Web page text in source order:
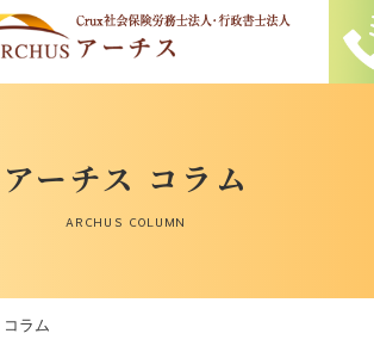
アーチス コラム
ARCHUS COLUMN
ラム
最新記事一覧へ ＞